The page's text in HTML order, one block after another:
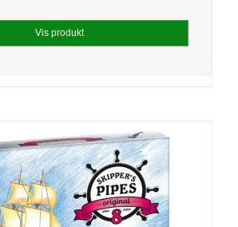
Vis produkt